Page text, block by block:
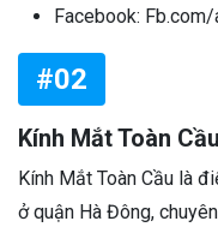
Facebook:
#02
Kính Mắt Toàn Cầu
Kính Mắt Toàn Cầu là
ở quận Hà Đông,